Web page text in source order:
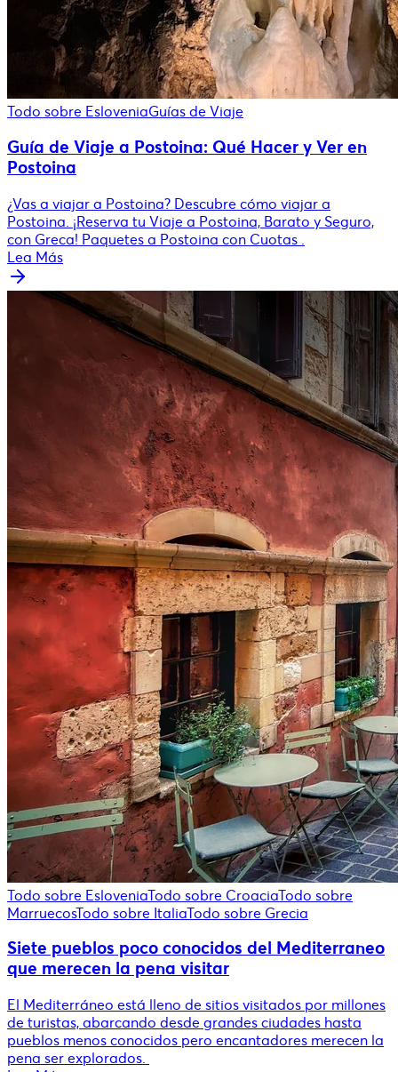
Todo sobre EsloveniaGuías de Viaje
Guía de Viaje a Postoina: Qué Hacer y Ver en
Postoina
¿Vas a viajar a Postoina? Descubre cómo viajar a
Postoina. ¡Reserva tu Viaje a Postoina, Barato y Seguro,
con Greca! Paquetes a Postoina con Cuotas .
Lea Más
Todo sobre EsloveniaTodo sobre CroaciaTodo sobre
MarruecosTodo sobre ItaliaTodo sobre Grecia
Siete pueblos poco conocidos del Mediterraneo
que merecen la pena visitar
El Mediterráneo está lleno de sitios visitados por millones
de turistas, abarcando desde grandes ciudades hasta
pueblos menos conocidos pero encantadores merecen la
pena ser explorados.